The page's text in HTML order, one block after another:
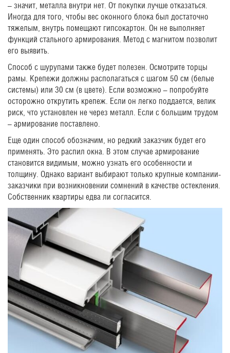
– значит, металла внутри нет. От покупки лучше отказаться.
Иногда для того, чтобы вес оконного блока был достаточно
тяжелым, внутрь помещают гипсокартон. Он не выполняет
функций стального армирования. Метод с магнитом позволит
его выявить.
Способ с шурупами также будет полезен. Осмотрите торцы
рамы. Крепежи должны располагаться с шагом 50 см (белые
системы) или 30 см (в цвете). Если возможно – попробуйте
осторожно открутить крепеж. Если он легко поддается, велик
риск, что установлен не через металл. Если с большим трудом
– армирование поставлено.
Еще один способ обозначим, но редкий заказчик будет его
применять. Это распил окна. В этом случае армирование
становится видимым, можно узнать его особенности и
толщину. Однако вариант выбирают только крупные компании-
заказчики при возникновении сомнений в качестве остекления.
Собственник квартиры едва ли согласится.